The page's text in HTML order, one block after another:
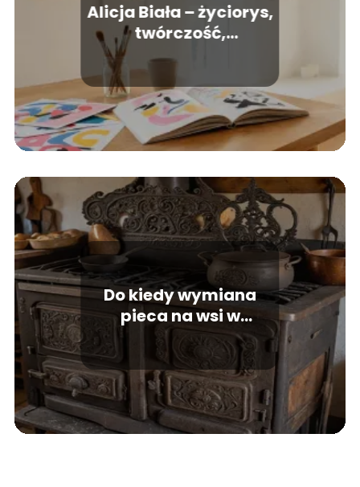
Alicja Biała – życiorys,
twórczość,
najważniejsze dzieła
Do kiedy wymiana
pieca na wsi w
Wielkopolsce? Terminy
i zasady